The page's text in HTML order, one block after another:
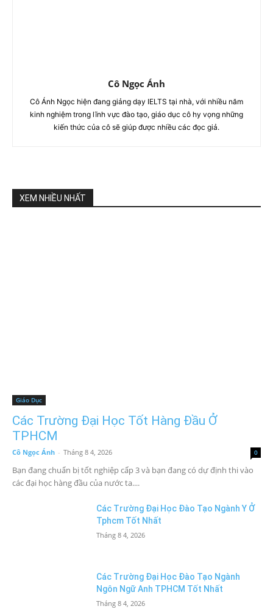
Cô Ngọc Ánh
Cô Ánh Ngọc hiện đang giảng dạy IELTS tại nhà, với nhiều năm
kinh nghiệm trong lĩnh vực đào tạo, giáo dục cô hy vọng những
kiến thức của cô sẽ giúp được nhiều các đọc giả.
XEM NHIỀU NHẤT
Giáo Dục
Các Trường Đại Học Tốt Hàng Đầu Ở
TPHCM
Cô Ngọc Ánh - Tháng 8 4, 2026 0
Bạn đang chuẩn bị tốt nghiệp cấp 3 và bạn đang có dự định thi vào
các đại học hàng đầu của nước ta....
Các Trường Đại Học Đào Tạo Ngành Y Ở
Tphcm Tốt Nhất
Tháng 8 4, 2026
Các Trường Đại Học Đào Tạo Ngành
Ngôn Ngữ Anh TPHCM Tốt Nhất
Tháng 8 4, 2026